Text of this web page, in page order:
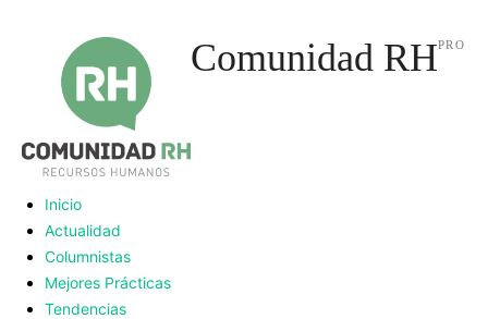
Comunidad RHPRO
Inicio
Actualidad
Columnistas
Mejores Prácticas
Tendencias